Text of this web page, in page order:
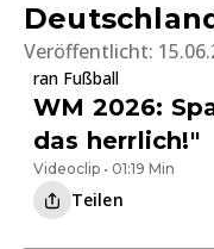
Veröffentlicht:
ran Fußball
WM 2026:
das herrlich!"
Videoclip • 01:19 Min
Teilen